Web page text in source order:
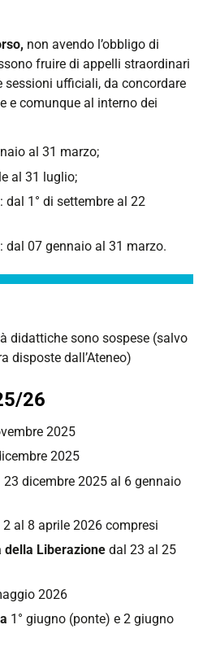
non avendo l’obbligo di
fruire di appelli straordinari
sessioni ufficiali, da concordare
e comunque al interno dei
al 31 marzo;
al 31 luglio;
dal 1° di settembre al 22
dal 07 gennaio al 31 marzo.
didattiche sono sospese (salvo
disposte dall’Ateneo)
26
2025
2025
23 dicembre 2025 al 6 gennaio
2 al 8 aprile 2026 compresi
della Liberazione dal 23 al 25
2026
1° giugno (ponte) e 2 giugno